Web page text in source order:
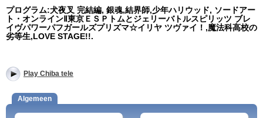
プログラム:犬夜叉 完結編, 銀魂,結界師,少年ハリウッド, ソードアー
ト・オンラインⅡ東京ＥＳＰトムとジェリーバトルスピリッツ ブレ
イヴパワーパフガールズプリズマ☆イリヤ ツヴァイ！,魔法科高校の
劣等生,LOVE STAGE!!.
Play Chiba tele
Algemeen